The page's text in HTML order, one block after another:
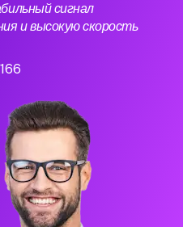
сигнал
и высокую скорость